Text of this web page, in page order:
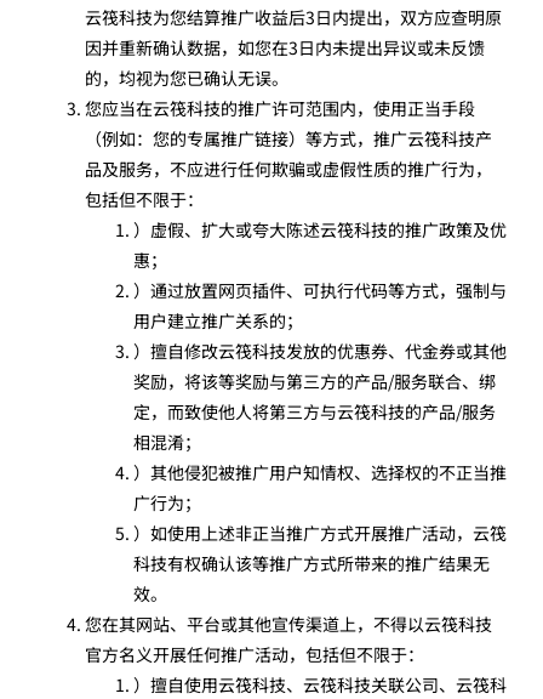
云筏科技为您结算推广收益后3日内提出，双方应查明原
因并重新确认数据，如您在3日内未提出异议或未反馈
的，均视为您已确认无误。
您应当在云筏科技的推广许可范围内，使用正当手段
（例如：您的专属推广链接）等方式，推广云筏科技产
品及服务，不应进行任何欺骗或虚假性质的推广行为，
包括但不限于：
）虚假、扩大或夸大陈述云筏科技的推广政策及优
惠；
）通过放置网页插件、可执行代码等方式，强制与
用户建立推广关系的；
）擅自修改云筏科技发放的优惠券、代金券或其他
奖励，将该等奖励与第三方的产品/服务联合、绑
定，而致使他人将第三方与云筏科技的产品/服务
相混淆；
）其他侵犯被推广用户知情权、选择权的不正当推
广行为；
）如使用上述非正当推广方式开展推广活动，云筏
科技有权确认该等推广方式所带来的推广结果无
效。
您在其网站、平台或其他宣传渠道上，不得以云筏科技
官方名义开展任何推广活动，包括但不限于：
）擅自使用云筏科技、云筏科技关联公司、云筏科